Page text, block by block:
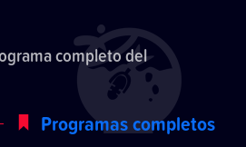
completo del
Programas completos